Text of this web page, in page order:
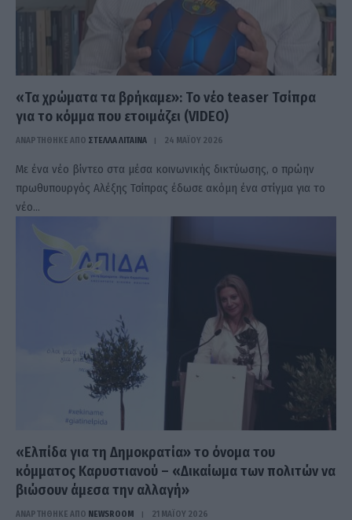
«Τα χρώματα τα βρήκαμε»: Το νέο teaser Τσίπρα
για το κόμμα που ετοιμάζει (VIDEO)
ΑΝΑΡΤΗΘΗΚΕ ΑΠΟ ΣΤΈΛΛΑ ΛΊΤΑΙΝΑ 24 ΜΑΪ́ΟΥ 2026
Με ένα νέο βίντεο στα μέσα κοινωνικής δικτύωσης, ο πρώην
πρωθυπουργός Αλέξης Τσίπρας έδωσε ακόμη ένα στίγμα για το
νέο…
«Ελπίδα για τη Δημοκρατία» το όνομα του
κόμματος Καρυστιανού – «Δικαίωμα των πολιτών να
βιώσουν άμεσα την αλλαγή»
ΑΝΑΡΤΗΘΗΚΕ ΑΠΟ NEWSROOM 21 ΜΑΪ́ΟΥ 2026